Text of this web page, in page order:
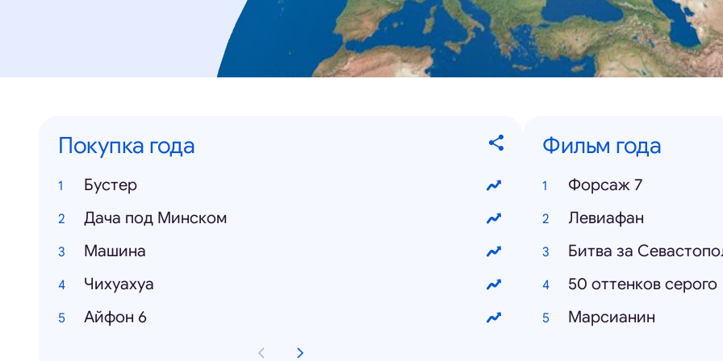
Покупка года
Бустер
Дача под Минском
Машина
Чихуахуа
Айфон 6
Фильм года
Форсаж 7
Левиафан
Битва за
50 оттенков серого
Марсианин